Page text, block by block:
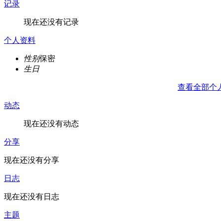
记录
现在还没有记录
个人资料
性别保密
生日
查看全部个
动态
现在还没有动态
分享
现在还没有分享
日志
现在还没有日志
主题